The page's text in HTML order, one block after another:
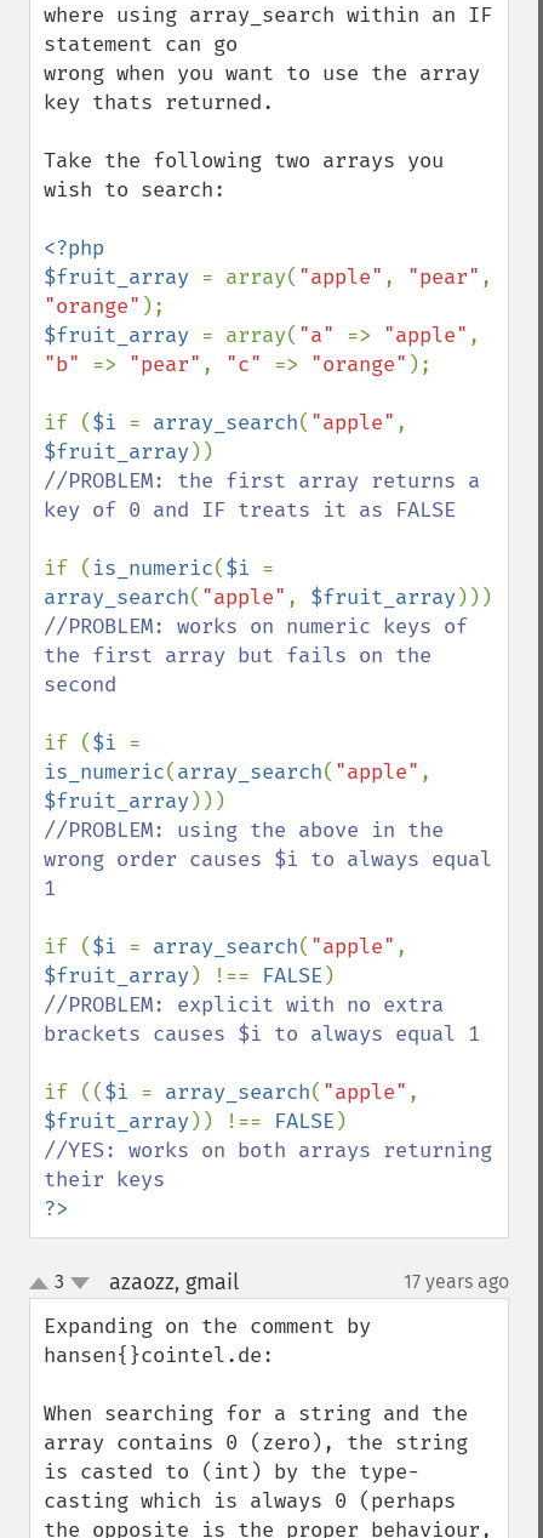
where using array_search within an IF
statement can go
wrong when you want to use the array
key thats returned.
Take the following two arrays you
wish to search:
<?php
$fruit_array = array( "apple" , "pear"
"orange"
$fruit_array = array( "a" => "apple"
"b" => "pear" , "c" => "orange" );
if ($i = array_search( "apple"
$fruit_array
//PROBLEM: the first array returns a
key of 0 and IF treats it as FALSE
if ( is_numeric($i
array_search( "apple" , $fruit_array
//PROBLEM: works on numeric keys of
the first array but fails on the
second
if ($i
is_numeric(array_search( "apple"
$fruit_array
//PROBLEM: using the above in the
wrong order causes $i to always equal
1
if ($i = array_search( "apple"
$fruit_array ) !== FALSE
//PROBLEM: explicit with no extra
brackets causes $i to always equal 1
if (($i = array_search( "apple"
$fruit_array )) !== FALSE
//YES: works on both arrays returning
?>
up
down
3 azaozz, gmail¶ 17 years ago
Expanding on the comment by
hansen{}cointel.de:
When searching for a string and the
array contains 0 (zero), the string
is casted to (int) by the type-
casting which is always 0 (perhaps
the opposite is the proper behaviour,